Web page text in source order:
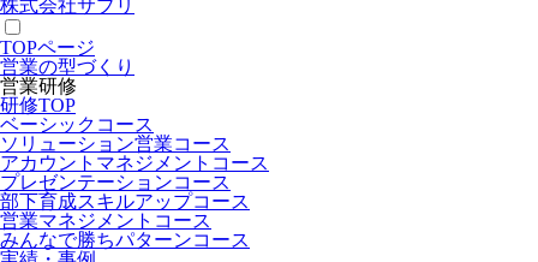
株式会社サプリ
TOPページ
営業の型づくり
営業研修
研修TOP
ベーシックコース
ソリューション営業コース
アカウントマネジメントコース
プレゼンテーションコース
部下育成スキルアップコース
営業マネジメントコース
みんなで勝ちパターンコース